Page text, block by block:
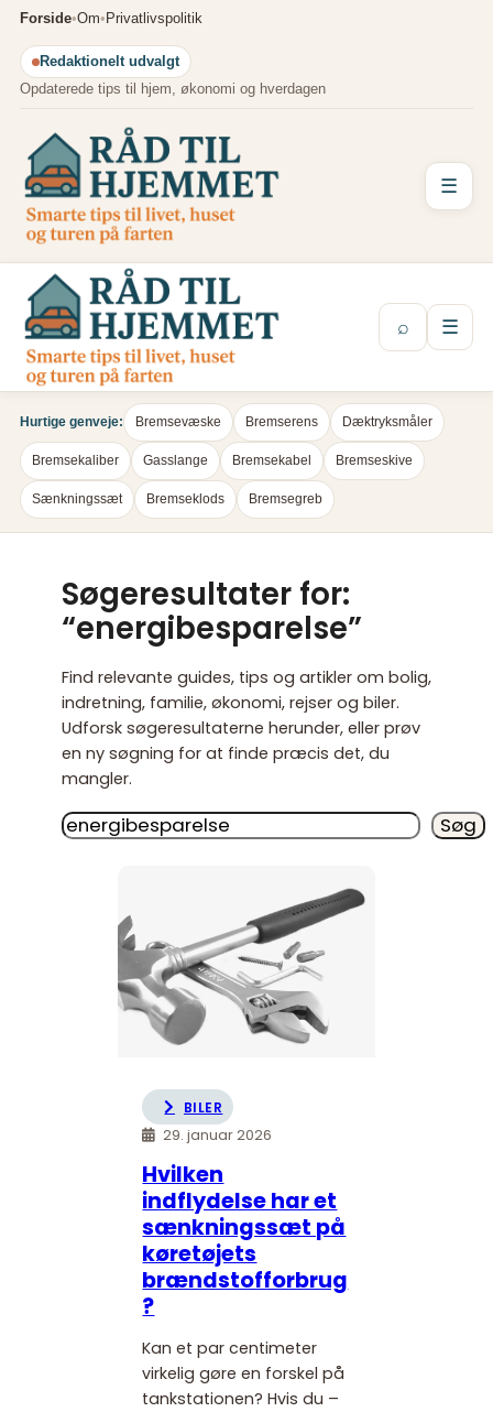
Spring
indhold
Forside•Om• Privatlivspolitik
Redaktionelt udvalgt
Opdaterede tips til hjem, økonomi og hverdagen
☰
⌕ ☰
Hurtige genveje: Bremsevæske Bremserens Dæktryksmåler
Bremsekaliber Gasslange Bremsekabel Bremseskive
Sænkningssæt Bremseklods Bremsegreb
Søgeresultater for:
“energibesparelse”
Find relevante guides, tips og artikler om bolig,
indretning, familie, økonomi, rejser og biler.
Udforsk søgeresultaterne herunder, eller prøv
en ny søgning for at finde præcis det, du
mangler.
Søg Søg
BILER
29. januar 2026
Hvilken
indflydelse har et
sænkningssæt på
køretøjets
brændstofforbrug
?
Kan et par centimeter
virkelig gøre en forskel på
tankstationen? Hvis du –